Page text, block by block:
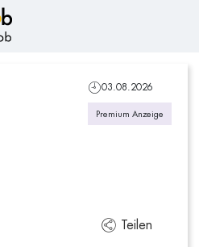
03.08.2026
Premium Anzeige
Teilen